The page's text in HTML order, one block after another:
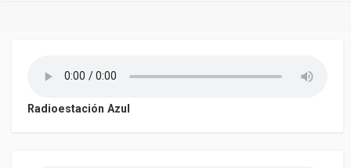
Radioestación Azul